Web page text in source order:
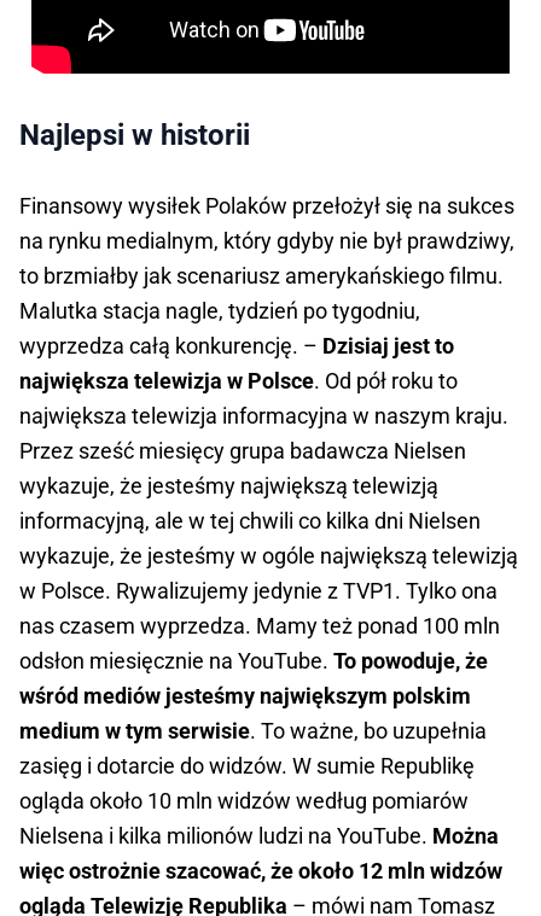
Najlepsi w historii
Finansowy wysiłek Polaków przełożył się na sukces
na rynku medialnym, który gdyby nie był prawdziwy,
to brzmiałby jak scenariusz amerykańskiego filmu.
Malutka stacja nagle, tydzień po tygodniu,
wyprzedza całą konkurencję. – Dzisiaj jest to
największa telewizja w Polsce. Od pół roku to
największa telewizja informacyjna w naszym kraju.
Przez sześć miesięcy grupa badawcza Nielsen
wykazuje, że jesteśmy największą telewizją
informacyjną, ale w tej chwili co kilka dni Nielsen
wykazuje, że jesteśmy w ogóle największą telewizją
w Polsce. Rywalizujemy jedynie z TVP1. Tylko ona
nas czasem wyprzedza. Mamy też ponad 100 mln
odsłon miesięcznie na YouTube. To powoduje, że
wśród mediów jesteśmy największym polskim
medium w tym serwisie. To ważne, bo uzupełnia
zasięg i dotarcie do widzów. W sumie Republikę
ogląda około 10 mln widzów według pomiarów
Nielsena i kilka milionów ludzi na YouTube. Można
więc ostrożnie szacować, że około 12 mln widzów
ogląda Telewizję Republika – mówi nam Tomasz